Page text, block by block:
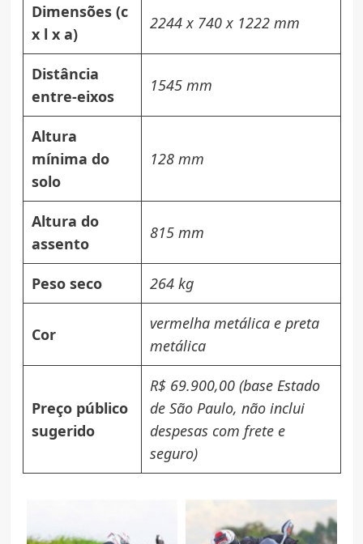
Dimensões (c
x l x a)
2244 x 740 x 1222 mm
Distância
entre-eixos
1545 mm
Altura
mínima do
solo
128 mm
Altura do
assento
815 mm
Peso seco 264 kg
Cor
vermelha metálica e preta
metálica
Preço público
sugerido
R$ 69.900,00 (base Estado
de São Paulo, não inclui
despesas com frete e
seguro)